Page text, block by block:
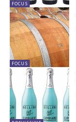
FOCUS
FOCUS